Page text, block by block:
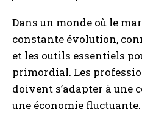
Dans un monde où le
constante évolution,
et les outils essentiels
primordial. Les
doivent s’adapter à une
une économie